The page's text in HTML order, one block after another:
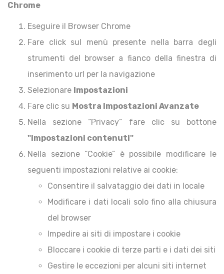
Chrome
Eseguire il Browser Chrome
Fare click sul menù presente nella barra degli
strumenti del browser a fianco della finestra di
inserimento url per la navigazione
Selezionare Impostazioni
Fare clic su Mostra Impostazioni Avanzate
Nella sezione “Privacy” fare clic su bottone
"Impostazioni contenuti"
Nella sezione “Cookie” è possibile modificare le
seguenti impostazioni relative ai cookie:
Consentire il salvataggio dei dati in locale
Modificare i dati locali solo fino alla chiusura
del browser
Impedire ai siti di impostare i cookie
Bloccare i cookie di terze parti e i dati dei siti
Gestire le eccezioni per alcuni siti internet